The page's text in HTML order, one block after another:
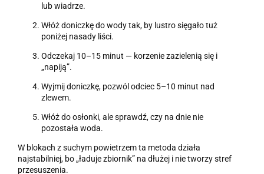
lub wiadrze.
Włóż doniczkę do wody tak, by lustro sięgało tuż
poniżej nasady liści.
Odczekaj 10–15 minut — korzenie zazielenią się i
„napiją”.
Wyjmij doniczkę, pozwól odciec 5–10 minut nad
zlewem.
Włóż do osłonki, ale sprawdź, czy na dnie nie
pozostała woda.
W blokach z suchym powietrzem ta metoda działa
najstabilniej, bo „ładuje zbiornik” na dłużej i nie tworzy stref
przesuszenia.